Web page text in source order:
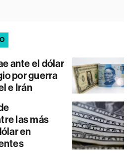
ante el dólar
por guerra
e Irán
las más
en